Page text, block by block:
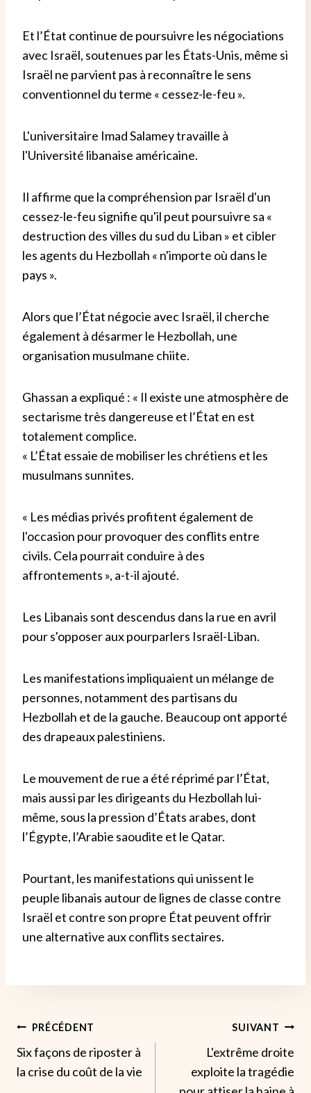
Et l’État continue de poursuivre les négociations
avec Israël, soutenues par les États-Unis, même si
Israël ne parvient pas à reconnaître le sens
conventionnel du terme « cessez-le-feu ».
L'universitaire Imad Salamey travaille à
l'Université libanaise américaine.
Il affirme que la compréhension par Israël d'un
cessez-le-feu signifie qu'il peut poursuivre sa «
destruction des villes du sud du Liban » et cibler
les agents du Hezbollah « n'importe où dans le
pays ».
Alors que l’État négocie avec Israël, il cherche
également à désarmer le Hezbollah, une
organisation musulmane chiite.
Ghassan a expliqué : « Il existe une atmosphère de
sectarisme très dangereuse et l’État en est
totalement complice.
« L’État essaie de mobiliser les chrétiens et les
musulmans sunnites.
« Les médias privés profitent également de
l'occasion pour provoquer des conflits entre
civils. Cela pourrait conduire à des
affrontements », a-t-il ajouté.
Les Libanais sont descendus dans la rue en avril
pour s'opposer aux pourparlers Israël-Liban.
Les manifestations impliquaient un mélange de
personnes, notamment des partisans du
Hezbollah et de la gauche. Beaucoup ont apporté
des drapeaux palestiniens.
Le mouvement de rue a été réprimé par l’État,
mais aussi par les dirigeants du Hezbollah lui-
même, sous la pression d’États arabes, dont
l’Égypte, l’Arabie saoudite et le Qatar.
Pourtant, les manifestations qui unissent le
peuple libanais autour de lignes de classe contre
Israël et contre son propre État peuvent offrir
une alternative aux conflits sectaires.
Navigation
De
PRÉCÉDENT
Six façons de riposter à
la crise du coût de la vie
SUIVANT
L'extrême droite
exploite la tragédie